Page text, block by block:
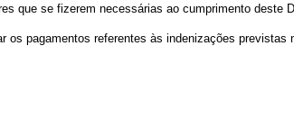
que se fizerem necessárias ao cumprimento deste
pagamentos referentes às indenizações previstas